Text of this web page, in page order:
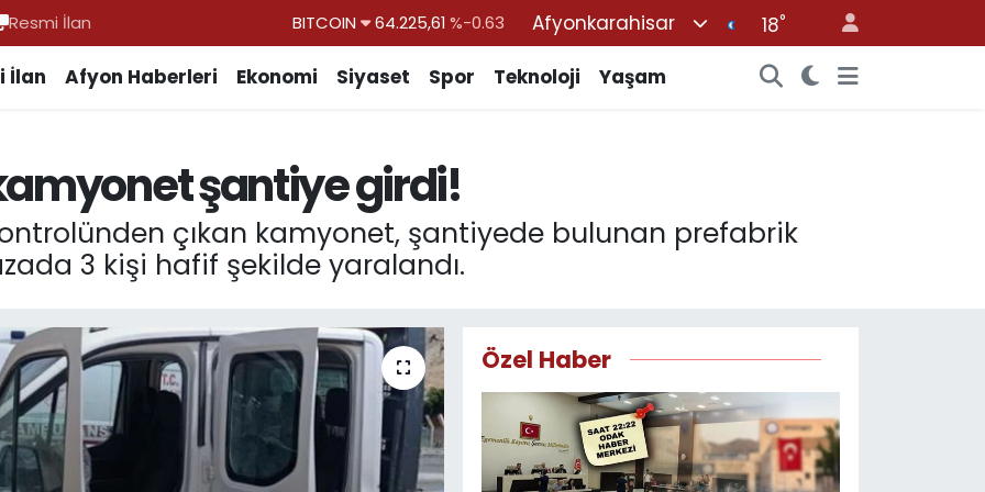
Resmi İlan DOLAR 47,6704 %0
BİST100
13.799
BITCOIN
64.225,61 %-0.63
Afyonkarahisar 18°
İlan Afyon Haberleri Ekonomi Siyaset Spor Teknoloji Yaşam
şantiye girdi!
çıkan kamyonet, şantiyede bulunan prefabrik
3 kişi hafif şekilde yaralandı.
Özel Haber